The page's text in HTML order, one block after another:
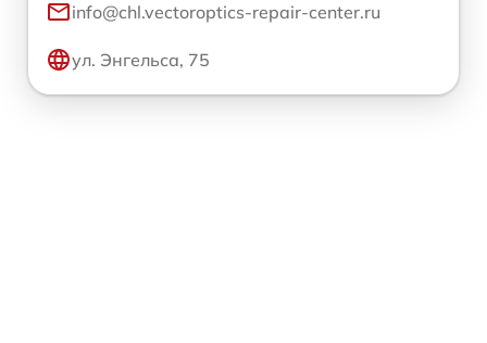
info@chl.vectoroptics-repair-center.ru
ул. Энгельса, 75